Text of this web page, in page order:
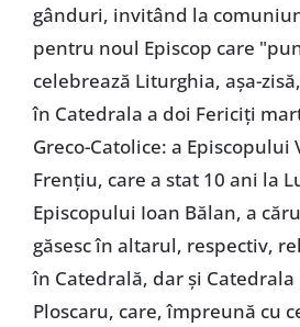
gânduri, invitând la
pentru noul Episcop care
celebrează Liturghia, așa-
în Catedrala a doi Fericiți
Greco-Catolice: a Episcopului
Frențiu, care a stat 10 ani la
Episcopului Ioan Bălan, a
găsesc în altarul, respectiv,
în Catedrală, dar și
Ploscaru, care, împreună cu